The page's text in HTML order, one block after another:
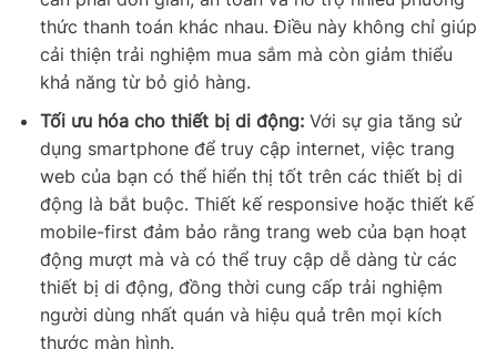
thức thanh toán khác nhau. Điều này không chỉ giúp
cải thiện trải nghiệm mua sắm mà còn giảm thiểu
khả năng từ bỏ giỏ hàng.
Tối ưu hóa cho thiết bị di động:Với sự gia tăng sử
dụng smartphone để truy cập internet, việc trang
web của bạn có thể hiển thị tốt trên các thiết bị di
động là bắt buộc. Thiết kế responsive hoặc thiết kế
mobile-first đảm bảo rằng trang web của bạn hoạt
động mượt mà và có thể truy cập dễ dàng từ các
thiết bị di động, đồng thời cung cấp trải nghiệm
người dùng nhất quán và hiệu quả trên mọi kích
thước màn hình.